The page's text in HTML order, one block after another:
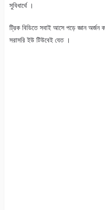
সুবিধার্থে ।
ট্রিক বিডিতে সবাই আসে পড়ে জ্ঞান অর্জন
সরাসরি ইউ টিউবেই যেত ।